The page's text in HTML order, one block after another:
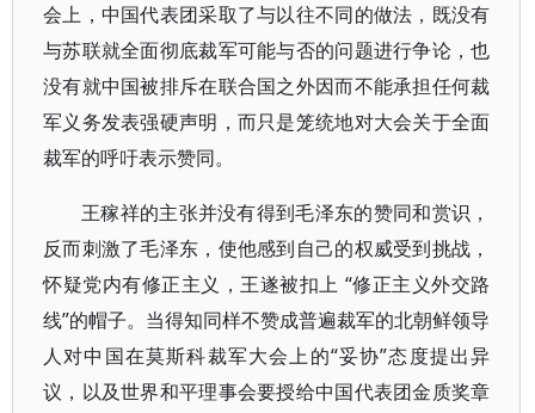
会上，中国代表团采取了与以往不同的做法，既没有
与苏联就全面彻底裁军可能与否的问题进行争论，也
没有就中国被排斥在联合国之外因而不能承担任何裁
军义务发表强硬声明，而只是笼统地对大会关于全面
裁军的呼吁表示赞同。
王稼祥的主张并没有得到毛泽东的赞同和赏识，
反而刺激了毛泽东，使他感到自己的权威受到挑战，
怀疑党内有修正主义，王遂被扣上 “修正主义外交路
线”的帽子。当得知同样不赞成普遍裁军的北朝鲜领导
人对中国在莫斯科裁军大会上的“妥协”态度提出异
议，以及世界和平理事会要授给中国代表团金质奖章